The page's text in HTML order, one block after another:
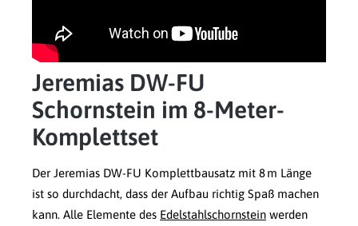
Jeremias DW-FU
Schornstein im 8-Meter-
Komplettset
Der Jeremias DW-FU Komplettbausatz mit 8 m Länge
ist so durchdacht, dass der Aufbau richtig Spaß machen
kann. Alle Elemente des Edelstahlschornstein werden